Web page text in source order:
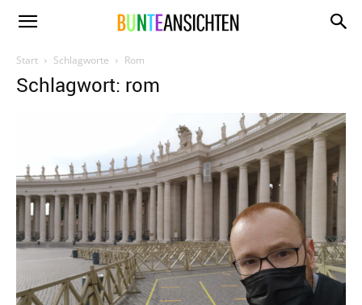
www.bunte-
ansichten.de
Start Schlagworte Rom
Schlagwort: rom